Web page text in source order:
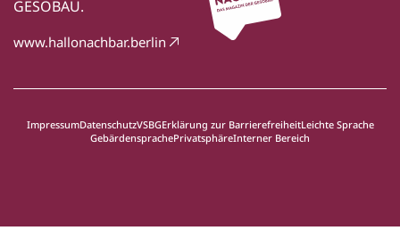
GESOBAU.
www.hallonachbar.berlin
ImpressumDatenschutzVSBGErklärung zur BarrierefreiheitLeichte Sprache
GebärdensprachePrivatsphäreInterner Bereich